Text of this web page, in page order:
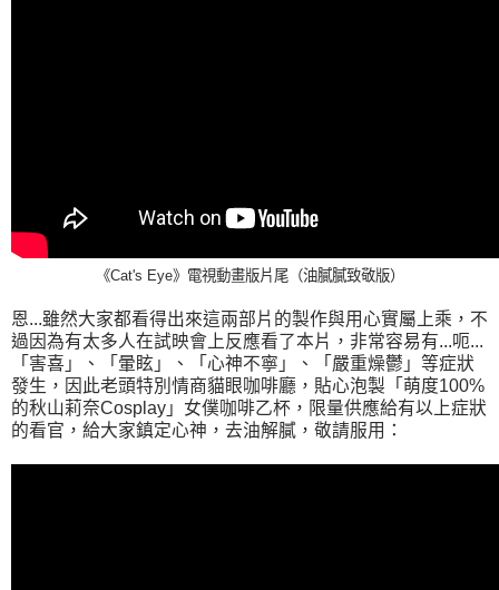
《Cat's Eye》電視動畫版片尾（油膩膩致敬版）
恩...雖然大家都看得出來這兩部片的製作與用心實屬上乘，不
過因為有太多人在試映會上反應看了本片，非常容易有...呃...
「害喜」、「暈眩」、「心神不寧」、「嚴重燥鬱」等症狀
發生，因此老頭特別情商貓眼咖啡廳，貼心泡製「萌度100%
的秋山莉奈Cosplay」女僕咖啡乙杯，限量供應給有以上症狀
的看官，給大家鎮定心神，去油解膩，敬請服用：